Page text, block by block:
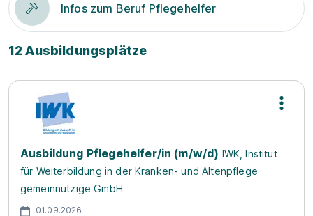
Infos zum Beruf Pflegehelfer
12 Ausbildungsplätze
Ausbildung Pflegehelfer/in (m/w/d) IWK, Institut
für Weiterbildung in der Kranken- und Altenpflege
gemeinnützige GmbH
01.09.2026